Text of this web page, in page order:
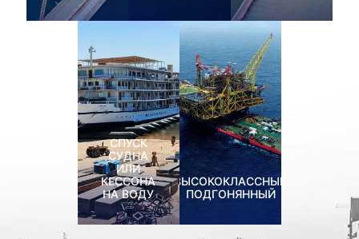
СПУСК
СУДНА
ИЛИ
КЕССОНА
НА ВОДУ
ВЫСОКОКЛАССНЫЙ
ПОДГОНЯННЫЙ